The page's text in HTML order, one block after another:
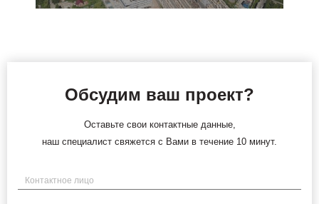
Обсудим ваш проект?
Оставьте свои контактные данные,
наш специалист свяжется с Вами в течение 10 минут.
Имя